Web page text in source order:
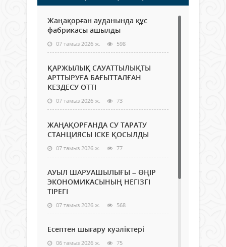
Жаңақорған ауданында құс
фабрикасы ашылды
07 тамыз 2026 ж. 598
ҚАРЖЫЛЫҚ САУАТТЫЛЫҚТЫ
АРТТЫРУҒА БАҒЫТТАЛҒАН
КЕЗДЕСУ ӨТТІ
07 тамыз 2026 ж. 73
ЖАҢАҚОРҒАНДА СУ ТАРАТУ
СТАНЦИЯСЫ ІСКЕ ҚОСЫЛДЫ
07 тамыз 2026 ж. 77
АУЫЛ ШАРУАШЫЛЫҒЫ – ӨҢІР
ЭКОНОМИКАСЫНЫҢ НЕГІЗГІ
ТІРЕГІ
07 тамыз 2026 ж. 568
Есептен шығару куәліктері
06 тамыз 2026 ж. 75